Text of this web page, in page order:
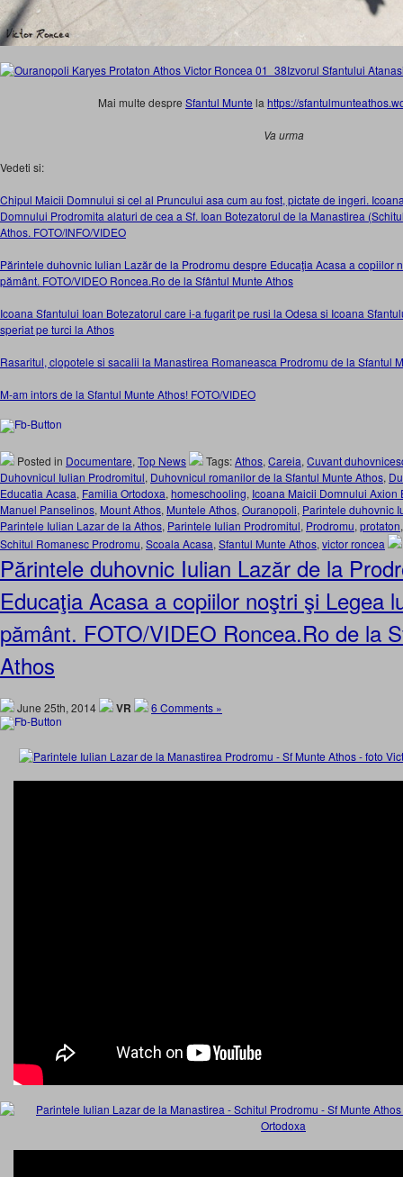
Izvorul Sfantului
Mai multe despre Sfantul Munte la https://
Va urma
Vedeti si:
Chipul Maicii Domnului si cel al Pruncului asa cum au fost, pictate de ingeri.
Domnului Prodromita alaturi de cea a Sf. Ioan Botezatorul de la Manastirea
Athos. FOTO/INFO/VIDEO
Părintele duhovnic Iulian Lazăr de la Prodromu despre Educaţia Acasa a copiilor
pământ. FOTO/VIDEO Roncea.Ro de la Sfântul Munte Athos
Icoana Sfantului Ioan Botezatorul care i-a fugarit pe rusi la Odesa si Icoana
speriat pe turci la Athos
Rasaritul, clopotele si sacalii la Manastirea Romaneasca Prodromu de la Sfantul
M-am intors de la Sfantul Munte Athos! FOTO/VIDEO
Posted in Documentare, Top News Tags:Athos, Careia, Cuvant
Duhovnicul Iulian Prodromitul, Duhovnicul romanilor de la Sfantul Munte Athos,
Educatia Acasa, Familia Ortodoxa, homeschooling, Icoana Maicii Domnului Axion
Manuel Panselinos, Mount Athos, Muntele Athos, Ouranopoli, Parintele duhovnic
Parintele Iulian Lazar de la Athos, Parintele Iulian Prodromitul, Prodromu, protaton
Schitul Romanesc Prodromu, Scoala Acasa, Sfantul Munte Athos, victor roncea
Părintele duhovnic Iulian Lazăr de la
Educaţia Acasa a copiilor noştri şi Legea
pământ. FOTO/VIDEO Roncea.Ro de la
Athos
June 25th, 2014 VR 6 Comments »